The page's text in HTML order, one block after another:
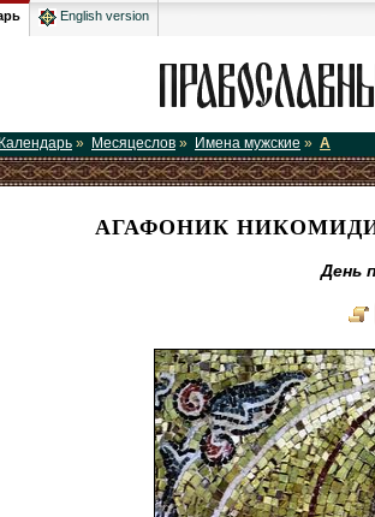
English version
Календарь » Месяцеслов » Имена мужские » А
АГАФОНИК
День